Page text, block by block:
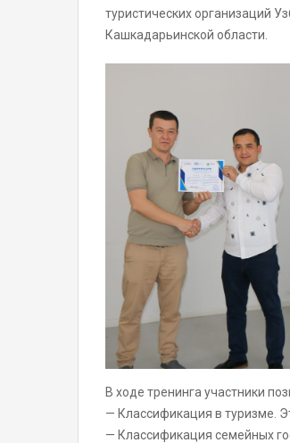
туристических организаций
Кашкадарьинской области.
В ходе тренинга участники
— Классификация в туризме.
— Классификация семейных